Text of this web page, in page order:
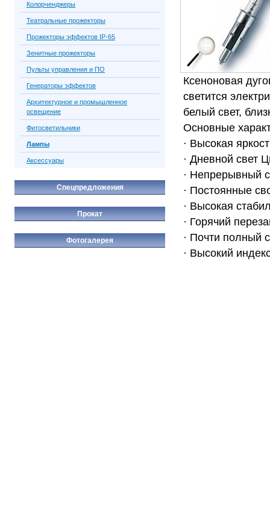
Ксеноновая
светится
белый свет,
Основные
· Высокая
· Дневной свет
· Непрерывный
· Постоянные
· Высокая
· Горячий
· Почти полный
· Высокий
Колорченджеры
Театральные прожекторы
Прожекторы эффектов IP-65
Зенитные прожекторы
Пульты управления и ПО
Генераторы эффектов
Архитектурное и промышленное
освещение
Фитосветильники
Лампы
Аксессуары
Спецпредложения
Прокат
Фотогалерея